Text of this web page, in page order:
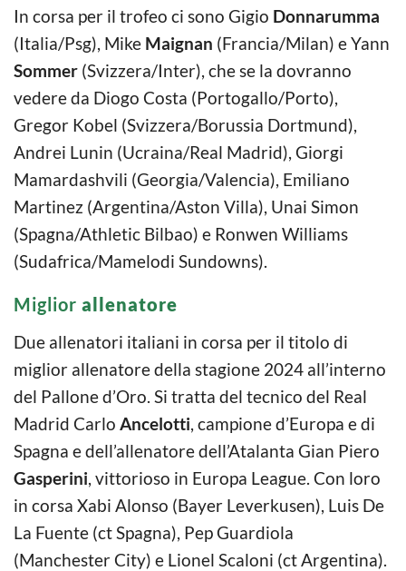
In corsa per il trofeo ci sono Gigio Donnarumma
(Italia/Psg), Mike Maignan (Francia/Milan) e Yann
Sommer (Svizzera/Inter), che se la dovranno
vedere da Diogo Costa (Portogallo/Porto),
Gregor Kobel (Svizzera/Borussia Dortmund),
Andrei Lunin (Ucraina/Real Madrid), Giorgi
Mamardashvili (Georgia/Valencia), Emiliano
Martinez (Argentina/Aston Villa), Unai Simon
(Spagna/Athletic Bilbao) e Ronwen Williams
(Sudafrica/Mamelodi Sundowns).
Miglior allenatore
Due allenatori italiani in corsa per il titolo di
miglior allenatore della stagione 2024 all’interno
del Pallone d’Oro. Si tratta del tecnico del Real
Madrid Carlo Ancelotti, campione d’Europa e di
Spagna e dell’allenatore dell’Atalanta Gian Piero
Gasperini, vittorioso in Europa League. Con loro
in corsa Xabi Alonso (Bayer Leverkusen), Luis De
La Fuente (ct Spagna), Pep Guardiola
(Manchester City) e Lionel Scaloni (ct Argentina).